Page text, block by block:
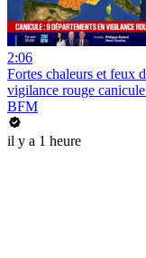
2:06
Fortes chaleurs et feux
vigilance rouge
BFM
il y a 1 heure